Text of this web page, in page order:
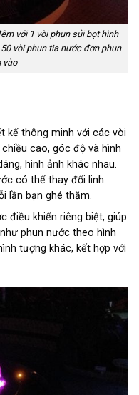
với 1 vòi phun sủi bọt hình
vòi phun tia nước đơn phun
vào
kế thông minh với các vòi
cao, góc độ và hình
hình ảnh khác nhau.
có thể thay đổi linh
lần bạn ghé thăm.
điều khiển riêng biệt, giúp
phun nước theo hình
tượng khác, kết hợp với